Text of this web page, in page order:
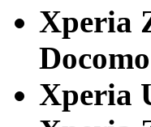
Xperia
Xperia